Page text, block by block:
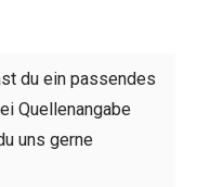
du ein passendes
Quellenangabe
uns gerne